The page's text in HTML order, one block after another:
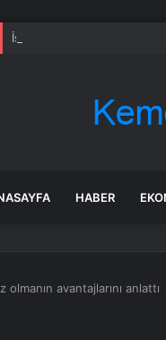
İstanbul’da sır ölüm: 37
HABER
avantajlarını anlattı